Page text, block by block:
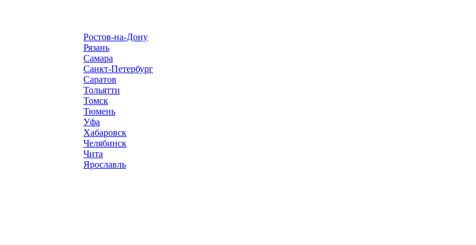
Ростов-на-Дону
Рязань
Самара
Санкт-Петербург
Саратов
Тольятти
Томск
Тюмень
Уфа
Хабаровск
Челябинск
Чита
Ярославль